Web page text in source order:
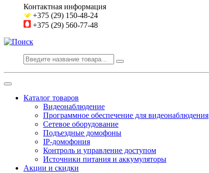
Контактная информация
+375 (29) 150-48-24
+375 (29) 560-77-48
Каталог товаров
Видеонаблюдение
Программное обеспечение для видеонаблюдения
Сетевое оборудование
Подъездные домофоны
IP-домофония
Контроль и управление доступом
Источники питания и аккумуляторы
Акции и скидки